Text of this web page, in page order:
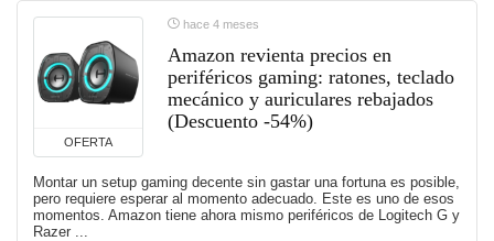
OFERTA
hace 4 meses
Amazon revienta precios en
periféricos gaming: ratones, teclado
mecánico y auriculares rebajados
(Descuento -54%)
Montar un setup gaming decente sin gastar una fortuna es posible,
pero requiere esperar al momento adecuado. Este es uno de esos
momentos. Amazon tiene ahora mismo periféricos de Logitech G y
Razer ...